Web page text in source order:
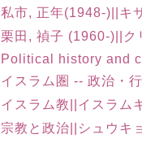
私市, 正年(1948-)||キ
栗田, 禎子 (1960-)||
Political history and
イスラム圏 -- 政治・
イスラム教||イスラム
宗教と政治||シュウキ